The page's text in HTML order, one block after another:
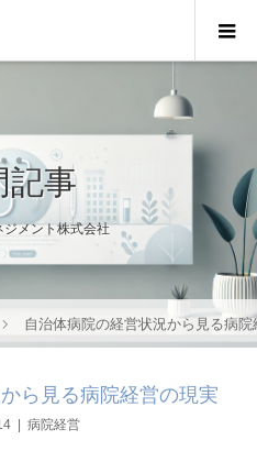
記事
ジメント株式会社
自治体病院の経営状況から見る病
ら見る病院経営の現実
病院経営